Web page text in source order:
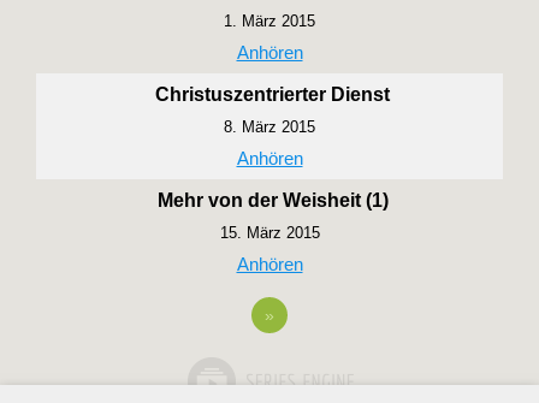
1. März 2015
Anhören
Christuszentrierter Dienst
8. März 2015
Anhören
Mehr von der Weisheit (1)
15. März 2015
Anhören
»